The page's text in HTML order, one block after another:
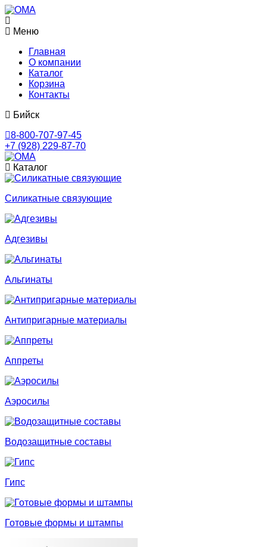
Меню
Главная
О компании
Каталог
Корзина
Контакты
Бийск
8-800-707-97-45
+7 (928) 229-87-70
Каталог
Cиликатные связующие
Адгезивы
Альгинаты
Антипригарные материалы
Аппреты
Аэросилы
Водозащитные составы
Гипс
Готовые формы и штампы